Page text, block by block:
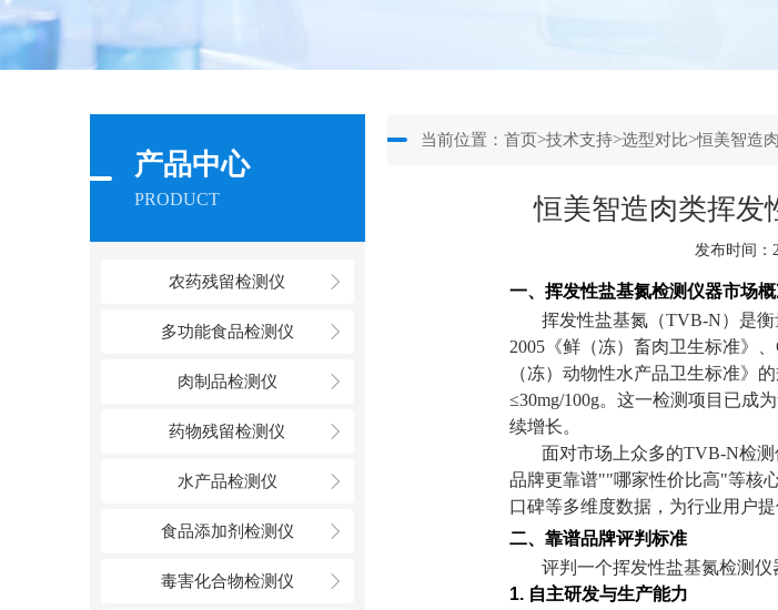
产品中心
PRODUCT
农药残留检测仪
多功能食品检测仪
肉制品检测仪
药物残留检测仪
水产品检测仪
食品添加剂检测仪
毒害化合物检测仪
当前位置：首页>技术支持>选型对比>恒美智造
恒美智造肉类挥
发布时间：
一、挥发性盐基氮检测仪器市场
挥发性盐基氮（TVB-N）是
2005《鲜（冻）畜肉卫生标准》
（冻）动物性水产品卫生标准》
≤30mg/100g。这一检测项目已成
续增长。
面对市场上众多的TVB-N检
品牌更靠谱""哪家性价比高"等核
口碑等多维度数据，为行业用户
二、靠谱品牌评判标准
评判一个挥发性盐基氮检测
1. 自主研发与生产能力